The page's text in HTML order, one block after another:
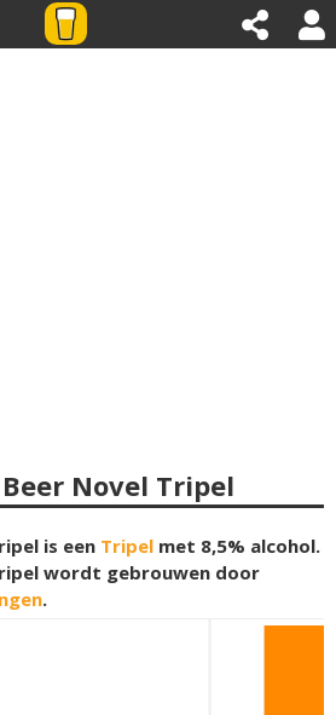
Novel Tripel
is een Tripel met 8,5% alcohol.
wordt gebrouwen door
.